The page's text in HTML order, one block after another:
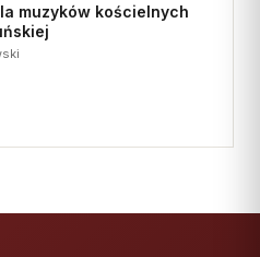
muzyków kościelnych